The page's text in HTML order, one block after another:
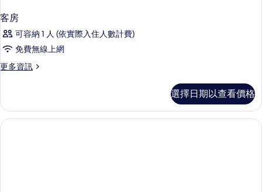
客房
可容納 1 人 (依實際入住人數計費)
免費無線上網
更多資訊
更
的
詳
情
選擇日期以查看價格